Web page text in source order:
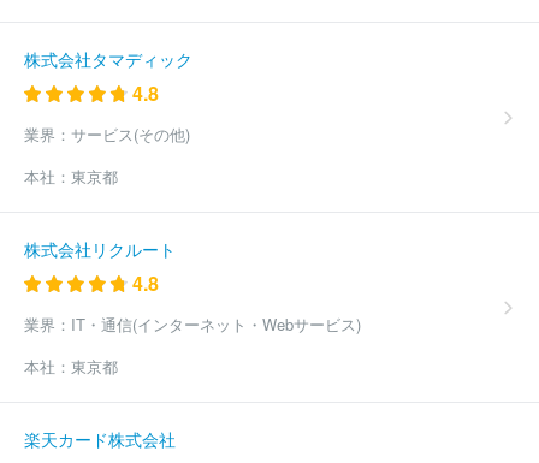
き鉄道株式会社
京阪電気鉄道株式会社
大阪市高速電気軌道株式
会社
ＩＲいしかわ鉄道株式会社
式会社
アイジーアールいわて銀河鉄道株式会社
株式会社タマディック
4.8
業界： サービス(その他)
本社： 東京都
株式会社リクルート
4.8
業界： IT・通信(インターネット・Webサービス)
本社： 東京都
楽天カード株式会社